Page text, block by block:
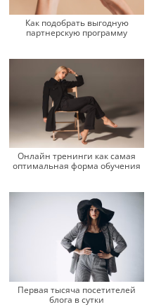
Как подобрать выгодную
партнерскую программу
Онлайн тренинги как самая
оптимальная форма обучения
Первая тысяча посетителей
блога в сутки